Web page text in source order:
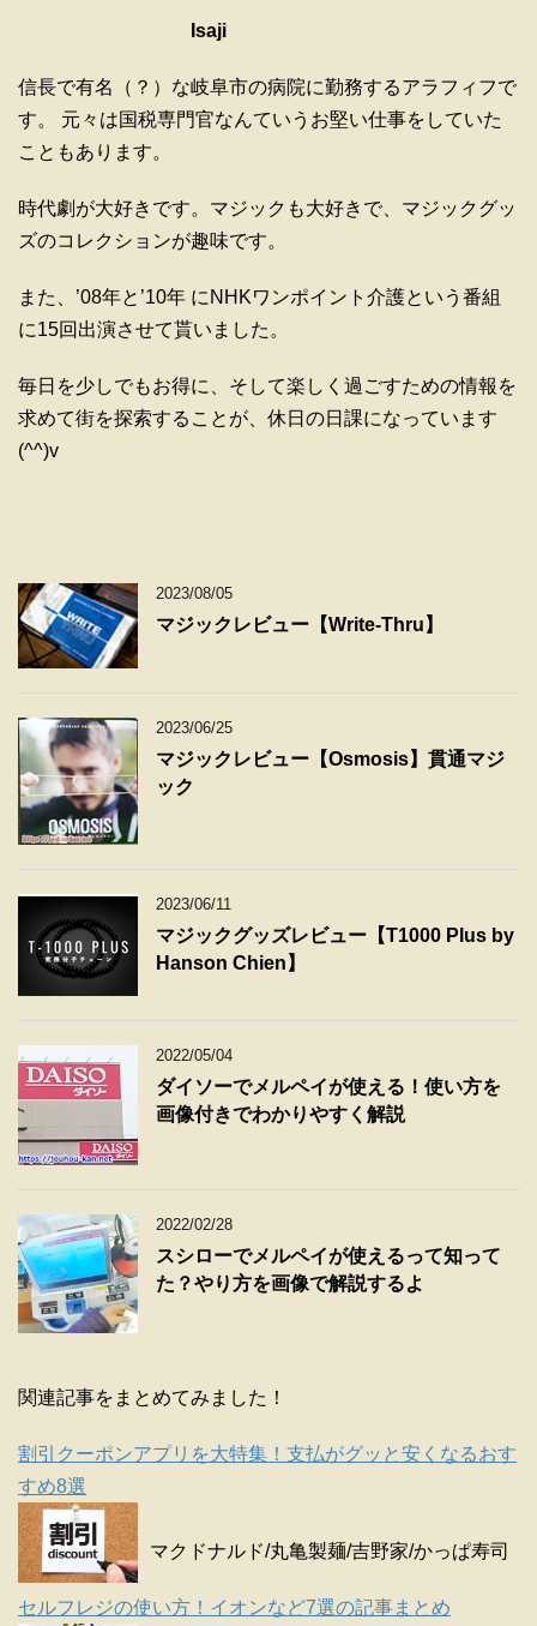
Isaji
信長で有名（？）な岐阜市の病院に勤務するアラフィフで
す。 元々は国税専門官なんていうお堅い仕事をしていた
こともあります。
時代劇が大好きです。マジックも大好きで、マジックグッ
ズのコレクションが趣味です。
また、’08年と’10年 にNHKワンポイント介護という番組
に15回出演させて貰いました。
毎日を少しでもお得に、そして楽しく過ごすための情報を
求めて街を探索することが、休日の日課になっています
(^^)v
2023/08/05
マジックレビュー【Write-Thru】
2023/06/25
マジックレビュー【Osmosis】貫通マジ
ック
2023/06/11
マジックグッズレビュー【T1000 Plus by
Hanson Chien】
2022/05/04
ダイソーでメルペイが使える！使い方を
画像付きでわかりやすく解説
2022/02/28
スシローでメルペイが使えるって知って
た？やり方を画像で解説するよ
関連記事をまとめてみました！
割引クーポンアプリを大特集！支払がグッと安くなるおす
すめ8選
マクドナルド/丸亀製麺/吉野家/かっぱ寿司
セルフレジの使い方！イオンなど7選の記事まとめ